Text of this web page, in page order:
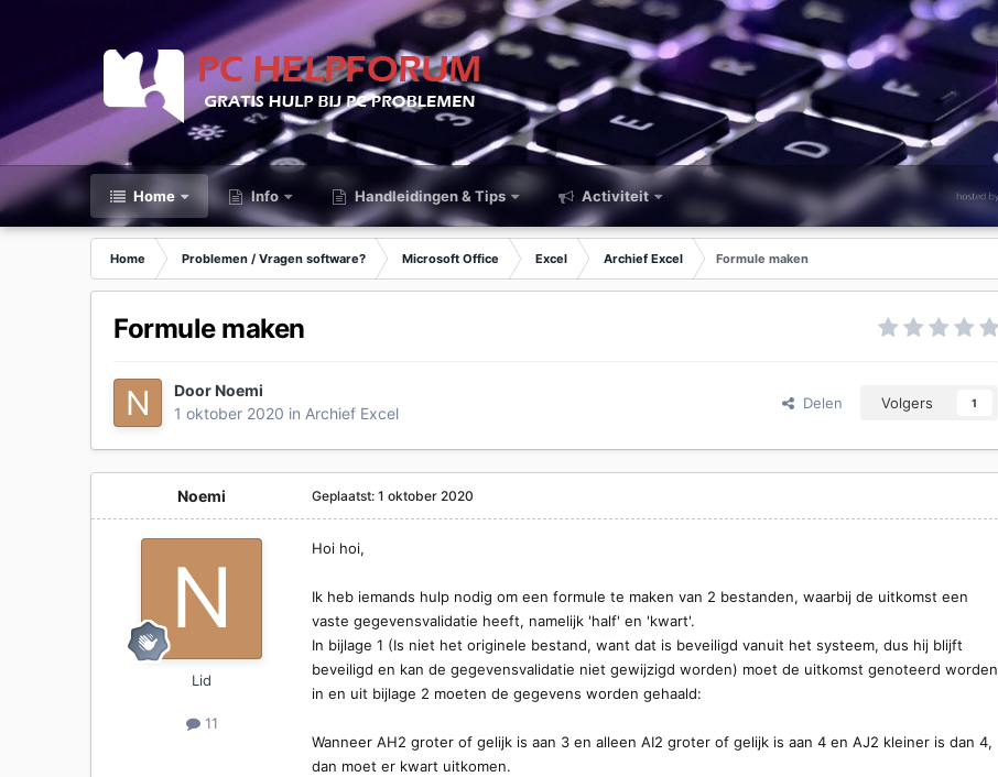
Home Info Handleidingen & Tips Activiteit
Home Problemen / Vragen software? Microsoft Office Excel Archief Excel Formule maken
Formule maken
DoorNoemi
1 oktober 2020 in Archief Excel
Delen Volgers 1
Noemi
Lid
11
Geplaatst:1 oktober 2020
Hoi hoi,
Ik heb iemands hulp nodig om een formule te maken van 2 bestanden, waarbij de uitkomst een
vaste gegevensvalidatie heeft, namelijk 'half' en 'kwart'.
In bijlage 1 (Is niet het originele bestand, want dat is beveiligd vanuit het systeem, dus hij blijft
beveiligd en kan de gegevensvalidatie niet gewijzigd worden) moet de uitkomst genoteerd worden
in en uit bijlage 2 moeten de gegevens worden gehaald:
Wanneer AH2 groter of gelijk is aan 3 en alleen AI2 groter of gelijk is aan 4 en AJ2 kleiner is dan 4,
dan moet er kwart uitkomen.